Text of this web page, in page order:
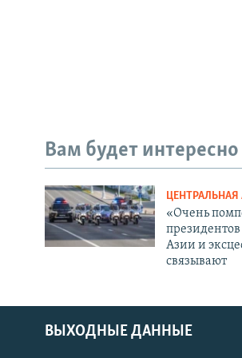
Вам будет интересно
ЦЕНТРАЛЬНАЯ
«Очень
Азии и
связывают
ВЫХОДНЫЕ ДАННЫЕ